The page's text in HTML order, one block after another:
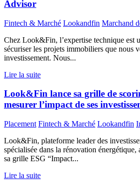
Advisor
Fintech & Marché Lookandfin Marchand
Chez Look&Fin, l’expertise technique est
sécuriser les projets immobiliers que nous
investissement. Nous...
Lire la suite
Look&Fin lance sa grille de
mesurer l’impact de ses
Placement Fintech & Marché Lookandfin
Look&Fin, plateforme leader des
spécialisée dans la rénovation énergétique,
sa grille ESG “Impact...
Lire la suite